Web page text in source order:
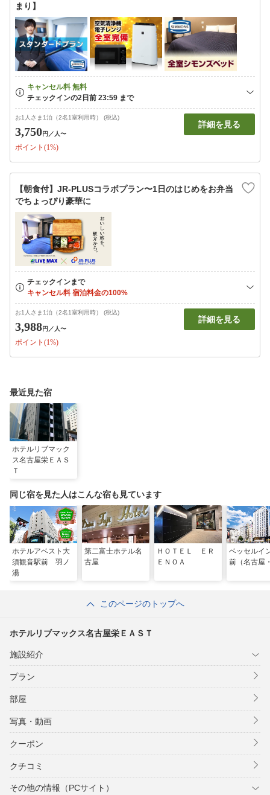
まり】
お1人さま1泊（2名1室利用時） (税込)
3,750円 ／人〜
ポイント(1%)
詳細を見る
【朝食付】JR-PLUSコラボプラン〜1日のはじめをお弁当
でちょっぴり豪華に
お1人さま1泊（2名1室利用時） (税込)
3,988円 ／人〜
ポイント(1%)
詳細を見る
最近見た宿
ホテルリブマック
ス名古屋栄ＥＡＳ
Ｔ
同じ宿を見た人はこんな宿も見ています
ホテルアベスト大
須観音駅前 羽ノ
湯
第二富士ホテル名
古屋
ＨＯＴＥＬ ＥＲ
ＥＮＯＡ
ベッセルイ
前（名古屋
このページのトップへ
ホテルリブマックス名古屋栄ＥＡＳＴ
施設紹介
プラン
部屋
写真・動画
クーポン
クチコミ
その他の情報（PCサイト）